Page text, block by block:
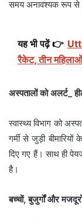
समय अनावश्यक रूप से
यह भी पढ़ें 👉
रैकेट, तीन
अस्पतालों को अलर्ट_
स्वास्थ्य विभाग को
गर्मी से जुड़ी
दिए गए हैं। साथ ही
है।
बच्चों, बुजुर्गों और